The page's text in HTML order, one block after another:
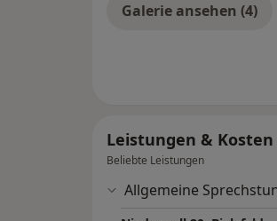
Galerie ansehen (4)
Leistungen & Kosten
Beliebte Leistungen
Allgemeine